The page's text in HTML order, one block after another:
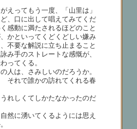
えってもう一度、「山里は」
、口に出して唱えてみてくだ
感動に満たされるほどのこと
かといってくどくどしい嫌み
不要な解説に立ち止まること
み手のストレートな感慨が、
ってくる。
さみしいのだろうか。
の訪れてくれる春
しかたなかったのだ
然に湧いてくるようには思え